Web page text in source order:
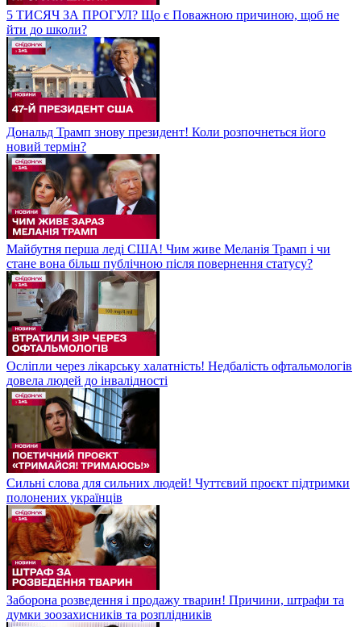
5 ТИСЯЧ ЗА ПРОГУЛ? Що є Поважною причиною, щоб не
йти до школи?
Дональд Трамп знову президент! Коли розпочнеться його
новий термін?
Майбутня перша леді США! Чим живе Меланія Трамп і чи
стане вона більш публічною після повернення статусу?
Осліпли через лікарську халатність! Недбалість офтальмологів
довела людей до інвалідності
Сильні слова для сильних людей! Чуттєвий проєкт підтримки
полонених українців
Заборона розведення і продажу тварин! Причини, штрафи та
думки зоозахисників та розплідників